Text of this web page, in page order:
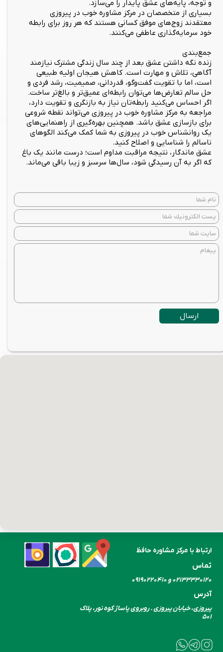
و توجه، پایه‌های عشق پایدار را می‌سازد.
بسیاری از متخصصان در مرکز مشاوره خوب در پیروزی
معتقدند زوج‌های موفق کسانی هستند که هر روز برای رابطه
خود سرمایه‌گذاری عاطفی می‌کنند.
جمع‌بندی
زنده نگه داشتن عشق بعد از چند سال زندگی مشترک نیازمند
آگاهی، تلاش و مهارت است. کاهش هیجان اولیه طبیعی
است، اما با تقویت گفت‌وگو، قدردانی، صمیمیت، رشد فردی و
حل سالم تعارض‌ها می‌توان رابطه‌ای عمیق‌تر و بالغ‌تر ساخت.
اگر احساس می‌کنید رابطه‌تان نیاز به بازنگری و تقویت دارد،
مراجعه به مرکز مشاوره خوب در پیروزی می‌تواند نقطه شروعی
برای بازسازی عشق باشد. همچنین بهره‌گیری از راهنمایی‌های
یک روانشناس خوب در پیروزی به شما کمک می‌کند الگوهای
ناسالم را شناسایی و اصلاح کنید.
عشق ماندگار، نتیجه مراقبت مداوم است؛ درست مانند یک باغ
که اگر به آن رسیدگی شود، سال‌ها سرسبز و زیبا باقی می‌ماند.
ارسال
تماس
۰۲۱۳۳۳۳۰​​​​​​​۱۲۰ و ۰۹۱۹۰۲۲۰۴۱۰
آدرس
پیروزی، خیابان پیروزی . روبروی پاساژ کوه نور، پلاک
۵۰۱
ارتباط با مرکز مشاوره حافظ